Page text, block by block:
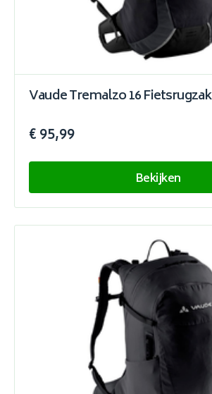
Vaude Tremalzo 16 Fietsrugzak
€ 95,99
Bekijken